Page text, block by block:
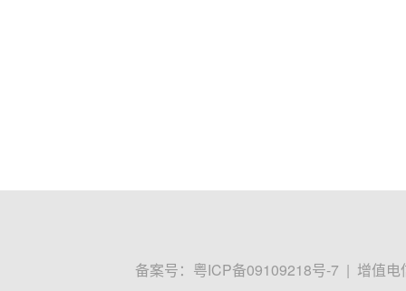
备案号： 粤ICP备09109218号-7 | 增值电